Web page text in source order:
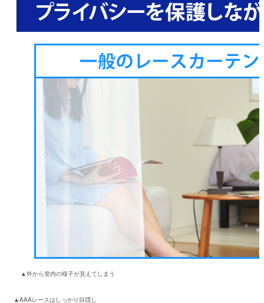
▲外から室内の様子が見えてしまう
▲AAAレースはしっかり目隠し